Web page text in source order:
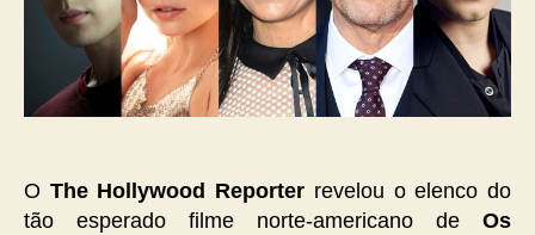
Os
Cavaleiros
do
Zodíaco
O The Hollywood Reporter revelou o elenco do
tão esperado filme norte-americano de Os